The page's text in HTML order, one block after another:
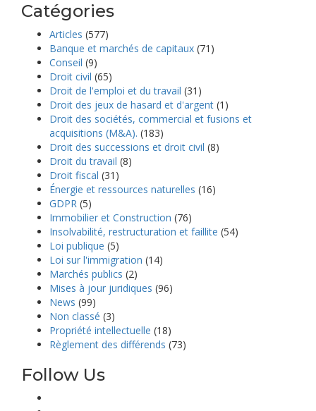
Catégories
Articles (577)
Banque et marchés de capitaux (71)
Conseil (9)
Droit civil (65)
Droit de l'emploi et du travail (31)
Droit des jeux de hasard et d'argent (1)
Droit des sociétés, commercial et fusions et
acquisitions (M&A). (183)
Droit des successions et droit civil (8)
Droit du travail (8)
Droit fiscal (31)
Énergie et ressources naturelles (16)
GDPR (5)
Immobilier et Construction (76)
Insolvabilité, restructuration et faillite (54)
Loi publique (5)
Loi sur l'immigration (14)
Marchés publics (2)
Mises à jour juridiques (96)
News (99)
Non classé (3)
Propriété intellectuelle (18)
Règlement des différends (73)
Follow Us